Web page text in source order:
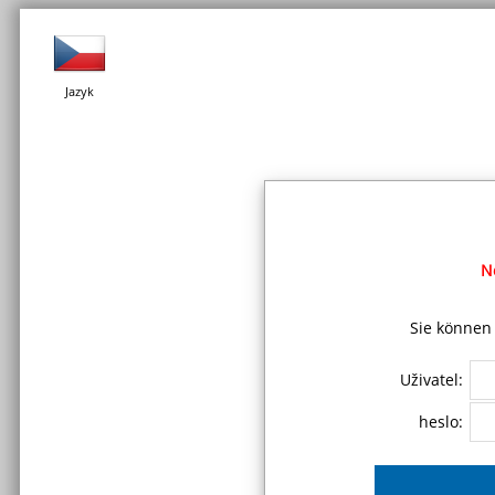
Jazyk
Sie
Uživatel:
heslo: